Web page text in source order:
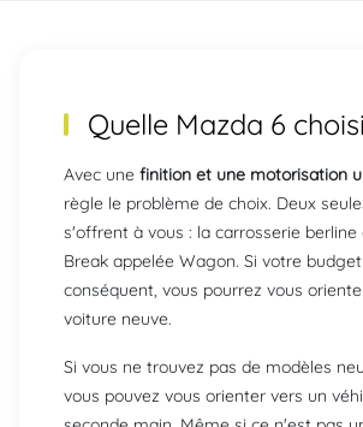
Quelle Mazda 6
Avec une finition et une motorisation
règle le problème de choix. Deux
s'offrent à vous : la carrosserie berline
Break appelée Wagon. Si votre
conséquent, vous pourrez vous
voiture neuve.
Si vous ne trouvez pas de modèles
vous pouvez vous orienter vers un